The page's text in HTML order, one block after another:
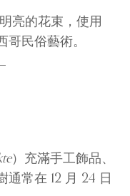
亮的花束，使用
哥民俗藝術。
）充滿手工飾品、
常在 12 月 24 日